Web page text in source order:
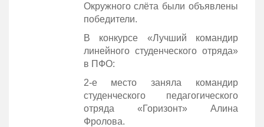
Окружного слёта были объявлены
победители.
В конкурсе «Лучший командир
линейного студенческого отряда»
в ПФО:
2-е место заняла командир
студенческого педагогического
отряда «Горизонт» Алина
Фролова.